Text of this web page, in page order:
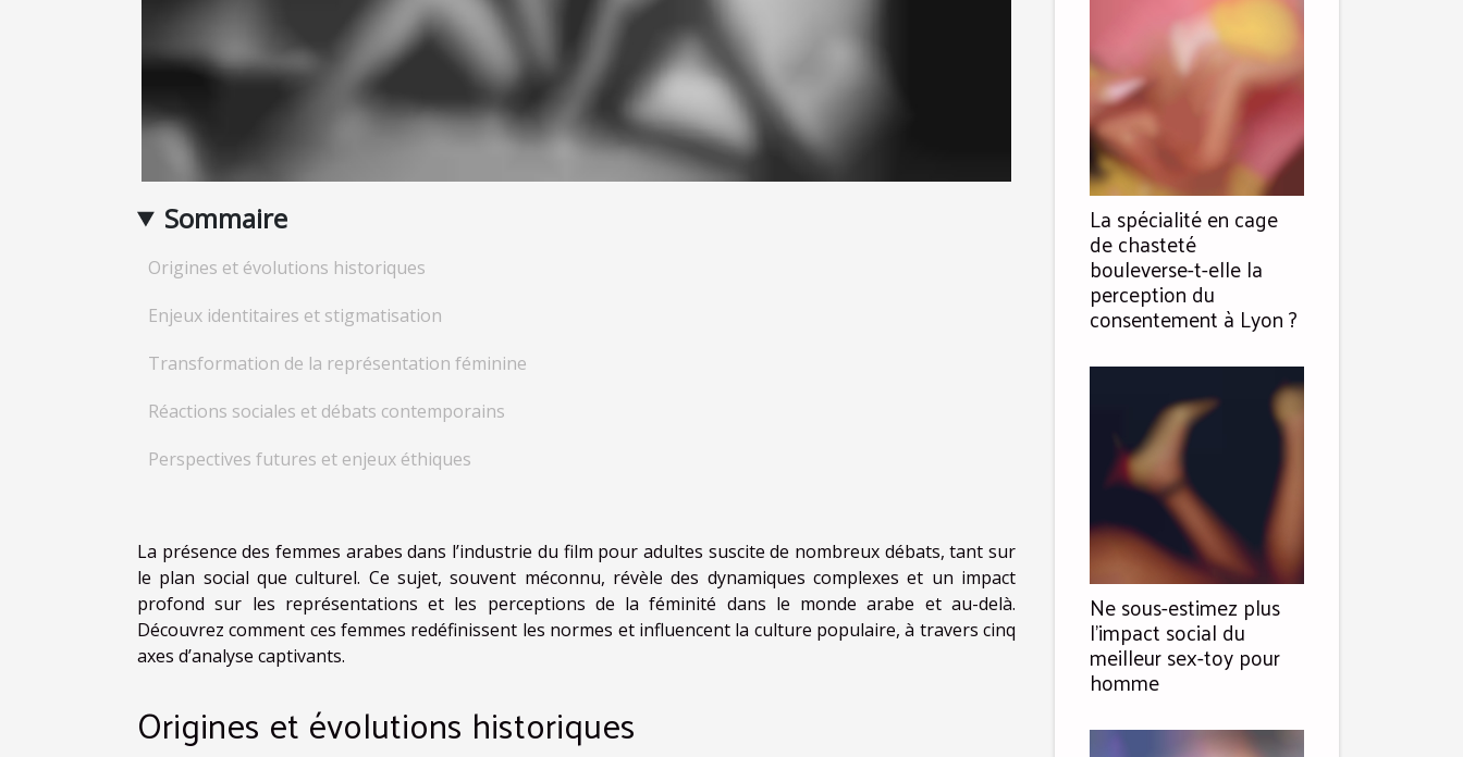
Sommaire
Origines et évolutions historiques
Enjeux identitaires et stigmatisation
Transformation de la représentation féminine
Réactions sociales et débats contemporains
Perspectives futures et enjeux éthiques
La présence des femmes arabes dans l’industrie du film pour adultes suscite de nombreux débats, tant sur
le plan social que culturel. Ce sujet, souvent méconnu, révèle des dynamiques complexes et un impact
profond sur les représentations et les perceptions de la féminité dans le monde arabe et au-delà.
Découvrez comment ces femmes redéfinissent les normes et influencent la culture populaire, à travers cinq
axes d’analyse captivants.
Origines et évolutions historiques
La spécialité en cage
de chasteté
bouleverse-t-elle la
perception du
consentement à Lyon ?
Ne sous-estimez plus
l’impact social du
meilleur sex-toy pour
homme